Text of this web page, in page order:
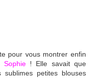
pour vous montrer enfin
Sophie ! Elle savait que
sublimes petites blouses